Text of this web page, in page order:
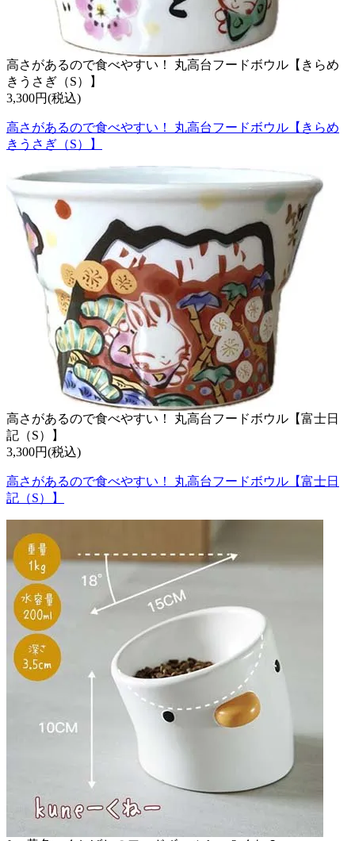
高さがあるので食べやすい！ 丸高台フードボウル【きらめ
きうさぎ（S）】
3,300円(税込)
高さがあるので食べやすい！ 丸高台フードボウル【きらめ
きうさぎ（S）】
高さがあるので食べやすい！ 丸高台フードボウル【富士日
記（S）】
3,300円(税込)
高さがあるので食べやすい！ 丸高台フードボウル【富士日
記（S）】